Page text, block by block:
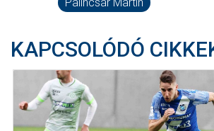
KAPCSOLÓDÓ